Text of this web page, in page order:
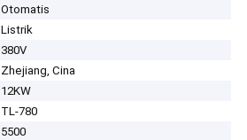
Otomatis
Listrik
380V
Zhejiang, Cina
12KW
TL-780
5500